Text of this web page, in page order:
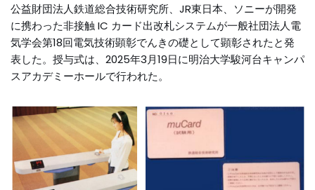
公益財団法人鉄道総合技術研究所、JR東日本、ソニーが開発
に携わった非接触 IC カード出改札システムが一般社団法人電
気学会第18回電気技術顕彰でんきの礎として顕彰されたと発
表した。授与式は、2025年3月19日に明治大学駿河台キャンパ
スアカデミーホールで行われた。